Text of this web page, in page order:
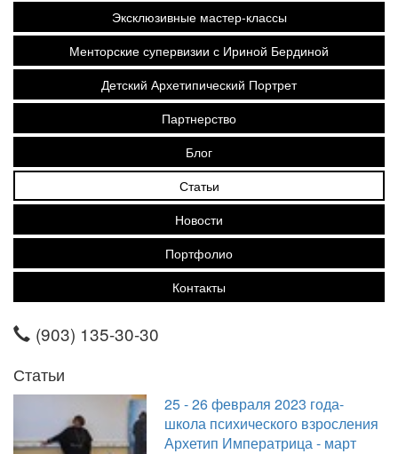
Эксклюзивные мастер-классы
Менторские супервизии с Ириной Бердиной
Детский Архетипический Портрет
Партнерство
Блог
Статьи
Новости
Портфолио
Контакты
(903) 135-30-30
Статьи
25 - 26 февраля 2023 года-
школа психического взросления
Архетип Императрица - март